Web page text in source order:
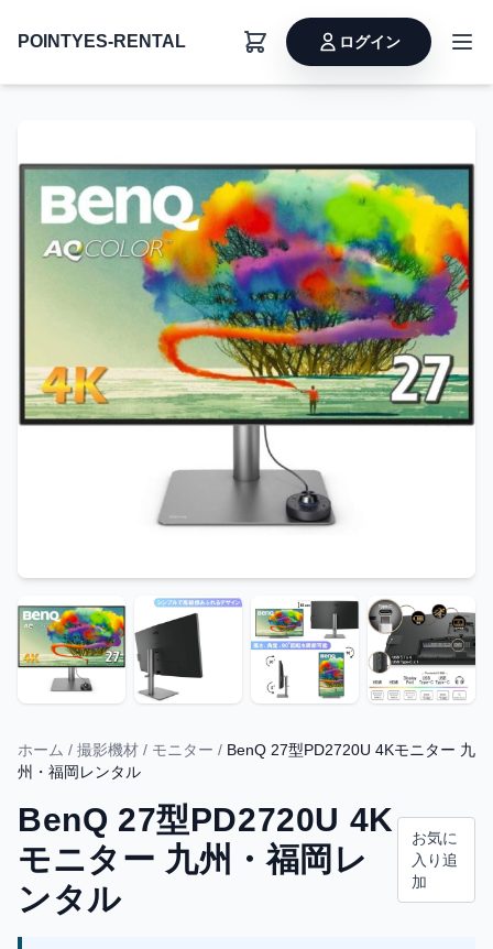
POINTYES-RENTAL ログイン
ホーム / 撮影機材 / モニター / BenQ 27型PD2720U 4Kモニター 九
州・福岡レンタル
BenQ 27型PD2720U 4K
モニター 九州・福岡レ
ンタル
お気に
入り追
加